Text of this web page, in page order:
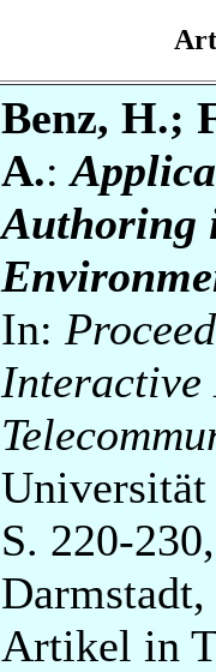
Benz, H.;
A.:
Authoring
In:
Interactive
S. 220-
Artikel in